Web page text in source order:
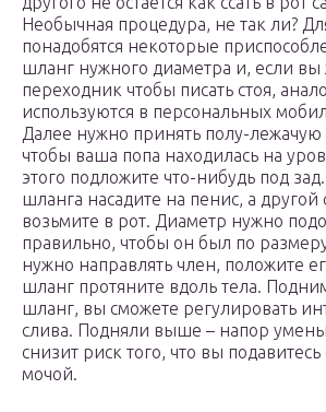
Необычная процедура, не так ли?
понадобятся некоторые
шланг нужного диаметра и, если
переходник чтобы писать стоя,
используются в персональных
Далее нужно принять полу-лежачую
чтобы ваша попа находилась на
этого подложите что-нибудь под
шланга насадите на пенис, а другой
возьмите в рот. Диаметр нужно
правильно, чтобы он был по
нужно направлять член, положите
шланг протяните вдоль тела.
шланг, вы сможете регулировать
слива. Подняли выше – напор
снизит риск того, что вы
мочой.